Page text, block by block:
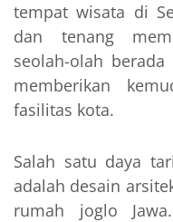
tempat wisata di
dan tenang
seolah-olah
memberikan
fasilitas kota.
Salah satu daya
adalah desain
rumah joglo